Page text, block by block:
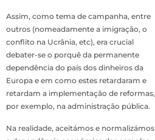
Assim, como tema de campanha, entre
outros (nomeadamente a imigração, o
conflito na Ucrânia, etc), era crucial
debater-se o porquê da permanente
dependência do país dos dinheiros da
Europa e em como estes retardaram e
retardam a implementação de reformas,
por exemplo, na administração pública.
Na realidade, aceitámos e normalizámos